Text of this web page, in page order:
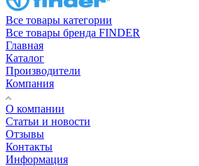
Все товары категории
Все товары бренда FINDER
Главная
Каталог
Производители
Компания
О компании
Статьи и новости
Отзывы
Контакты
Информация